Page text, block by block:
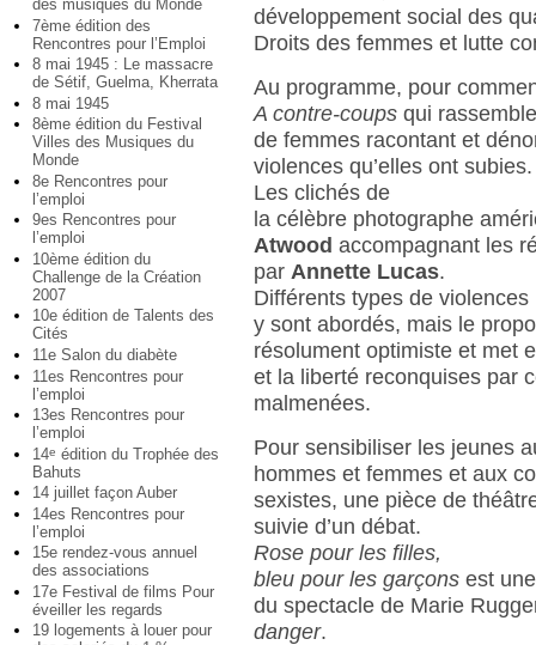
des musiques du Monde
7ème édition des
Rencontres pour l’Emploi
8 mai 1945 : Le massacre
de Sétif, Guelma, Kherrata
8 mai 1945
8ème édition du Festival
Villes des Musiques du
Monde
8e Rencontres pour
l’emploi
9es Rencontres pour
l’emploi
10ème édition du
Challenge de la Création
2007
10e édition de Talents des
Cités
11e Salon du diabète
11es Rencontres pour
l’emploi
13es Rencontres pour
l’emploi
14e édition du Trophée des
Bahuts
14 juillet façon Auber
14es Rencontres pour
l’emploi
15e rendez-vous annuel
des associations
17e Festival de films Pour
éveiller les regards
19 logements à louer pour
développement social des
Droits des femmes et lutte
Au programme, pour
A contre-coups qui
de femmes racontant et
violences qu’elles ont subies.
Les clichés de
la célèbre photographe
Atwood accompagnant les
parAnnette Lucas.
Différents types de violences
y sont abordés, mais le
résolument optimiste et met
et la liberté reconquises par
malmenées.
Pour sensibiliser les jeunes
hommes et femmes et aux
sexistes, une pièce de
suivie d’un débat.
Rose pour les filles,
bleu pour les garçons est
du spectacle de Marie
danger.